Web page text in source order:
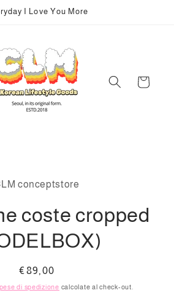
I Love You More
Carrello
conceptstore
coste cropped
Prezzo
di
€89,00
di spedizione calcolate al check-out.